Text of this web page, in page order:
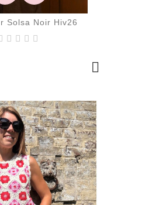
Solsa Noir Hiv26